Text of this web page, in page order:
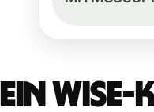
Ein